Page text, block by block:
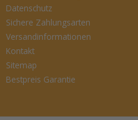
Datenschutz
Sichere Zahlungsarten
Versandinformationen
Kontakt
Sitemap
Bestpreis Garantie